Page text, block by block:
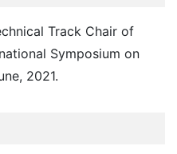
Track Chair of
Symposium on
2021.